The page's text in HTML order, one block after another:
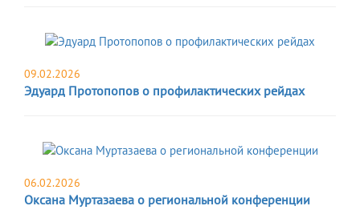
09.02.2026
Эдуард Протопопов о профилактических рейдах
06.02.2026
Оксана Муртазаева о региональной конференции